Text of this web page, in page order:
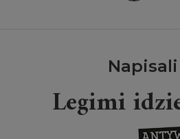
Legimi